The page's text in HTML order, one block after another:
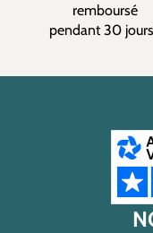
remboursé
pendant 30